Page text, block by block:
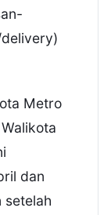
Metro
dan
setelah